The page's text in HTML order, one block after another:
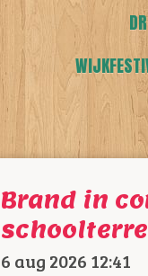
Brand in
6 aug 2026 12:41